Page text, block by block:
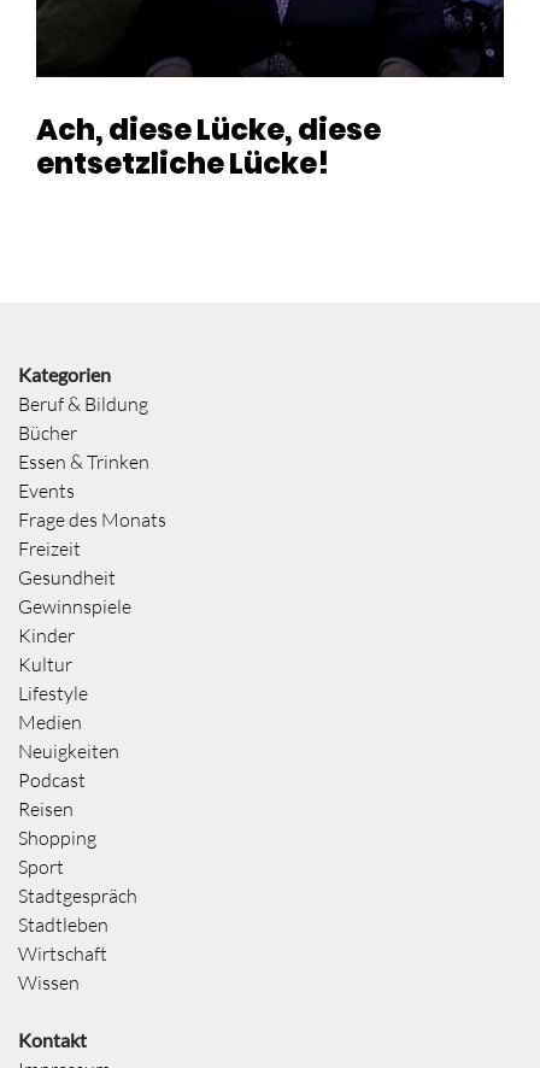
Ach, diese Lücke, diese
entsetzliche Lücke!
Kategorien
Beruf & Bildung
Bücher
Essen & Trinken
Events
Frage des Monats
Freizeit
Gesundheit
Gewinnspiele
Kinder
Kultur
Lifestyle
Medien
Neuigkeiten
Podcast
Reisen
Shopping
Sport
Stadtgespräch
Stadtleben
Wirtschaft
Wissen
Kontakt